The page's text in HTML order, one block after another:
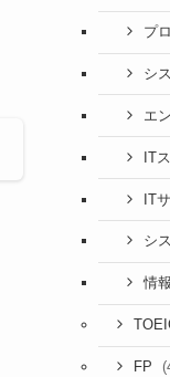
プ
シ
エ
IT
IT
シ
情
FP